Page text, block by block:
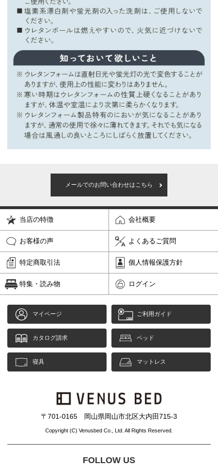
メールでのお問い合わせはこちら
当店の特徴 会社概要
お客様の声 よくあるご質問
特定商取引法 個人情報保護方針
特集・読み物 ログイン
マイページ ご利用ガイド
カタログ請求 ベッド
寝具 マットレス
〒701-0165 岡山県岡山市北区大内田715-3
Copyright (C) Venusbed Co., Ltd. All Rights Reserved.
FOLLOW US